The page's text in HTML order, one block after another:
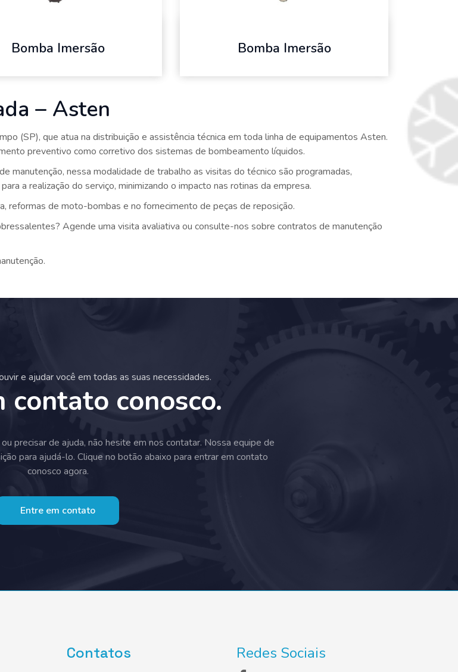
Bomba Imersão Bomba Imersão
– Asten
(SP), que atua na distribuição e assistência técnica em toda linha de equipamentos Asten.
preventivo como corretivo dos sistemas de bombeamento líquidos.
nessa modalidade de trabalho as visitas do técnico são programadas,
a realização do serviço, minimizando o impacto nas rotinas da empresa.
reformas de moto-bombas e no fornecimento de peças de reposição.
Agende uma visita avaliativa ou consulte-nos sobre contratos de manutenção
e ajudar você em todas as suas necessidades.
contato conosco.
precisar de ajuda, não hesite em nos contatar. Nossa equipe de
para ajudá-lo. Clique no botão abaixo para entrar em contato
conosco agora.
Entre em contato
Contatos Redes Sociais